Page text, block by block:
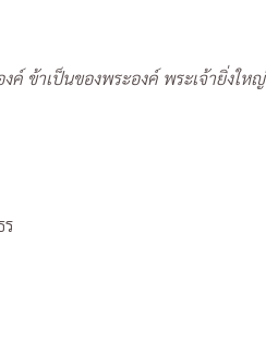
ค์ ข้าเป็นของพระองค์ พระเจ้ายิ่งใหญ่